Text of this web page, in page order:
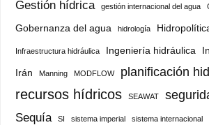
Gestión hídrica gestión internacional del agua
Gobernanza del agua hidrología
Infraestructura hidráulica Ingeniería hidráulica
Irán
Manning MODFLOW planificación
recursos hídricos SEAWAT
Sequía SI sistema imperial sistema internacional